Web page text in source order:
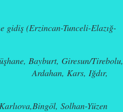
gidiş (Erzincan-Tunceli-Elazığ-
Bayburt, Giresun/Tirebolu,
Ardahan, Kars, Iğdır,
Solhan-Yüzen